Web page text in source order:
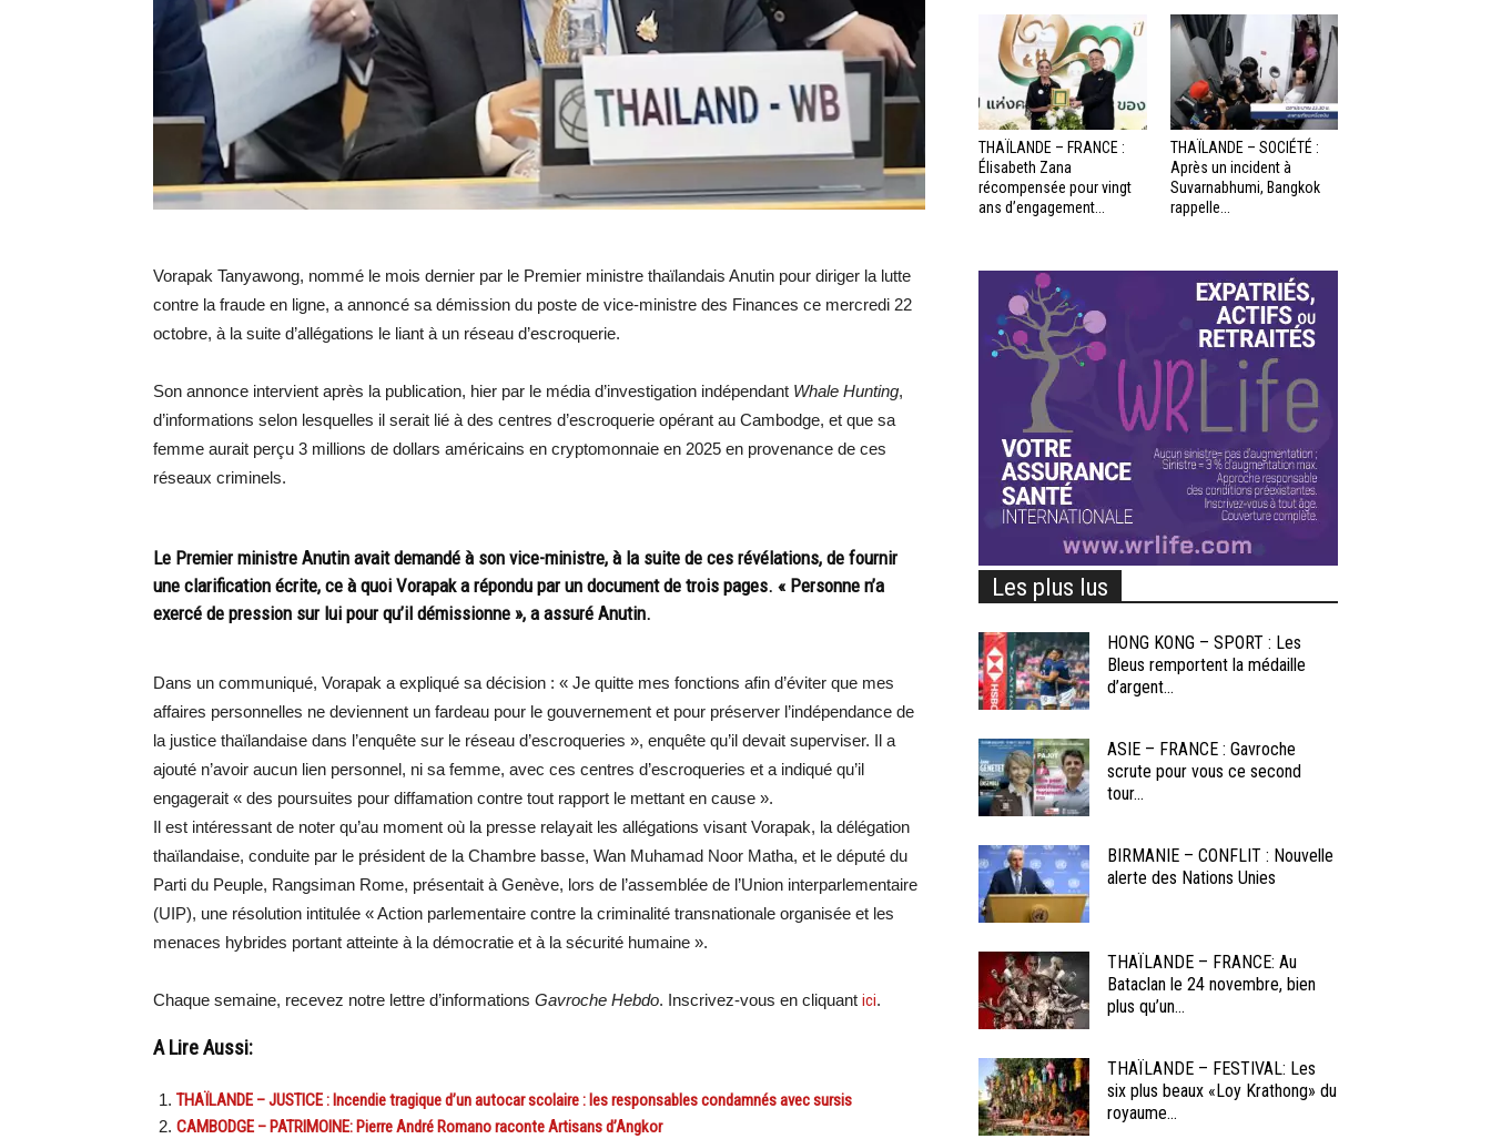
Vorapak Tanyawong, nommé le mois dernier par le Premier ministre thaïlandais Anutin pour diriger la lutte
contre la fraude en ligne, a annoncé sa démission du poste de vice-ministre des Finances ce mercredi 22
octobre, à la suite d’allégations le liant à un réseau d’escroquerie.
Son annonce intervient après la publication, hier par le média d’investigation indépendant Whale Hunting,
d’informations selon lesquelles il serait lié à des centres d’escroquerie opérant au Cambodge, et que sa
femme aurait perçu 3 millions de dollars américains en cryptomonnaie en 2025 en provenance de ces
réseaux criminels.
Le Premier ministre Anutin avait demandé à son vice-ministre, à la suite de ces révélations, de fournir
une clarification écrite, ce à quoi Vorapak a répondu par un document de trois pages. « Personne n’a
exercé de pression sur lui pour qu’il démissionne », a assuré Anutin.
Dans un communiqué, Vorapak a expliqué sa décision : « Je quitte mes fonctions afin d’éviter que mes
affaires personnelles ne deviennent un fardeau pour le gouvernement et pour préserver l’indépendance de
la justice thaïlandaise dans l’enquête sur le réseau d’escroqueries », enquête qu’il devait superviser. Il a
ajouté n’avoir aucun lien personnel, ni sa femme, avec ces centres d’escroqueries et a indiqué qu’il
engagerait « des poursuites pour diffamation contre tout rapport le mettant en cause ».
Il est intéressant de noter qu’au moment où la presse relayait les allégations visant Vorapak, la délégation
thaïlandaise, conduite par le président de la Chambre basse, Wan Muhamad Noor Matha, et le député du
Parti du Peuple, Rangsiman Rome, présentait à Genève, lors de l’assemblée de l’Union interparlementaire
(UIP), une résolution intitulée « Action parlementaire contre la criminalité transnationale organisée et les
menaces hybrides portant atteinte à la démocratie et à la sécurité humaine ».
Chaque semaine, recevez notre lettre d’informations Gavroche Hebdo. Inscrivez-vous en cliquant ici.
A Lire Aussi:
THAÏLANDE – JUSTICE : Incendie tragique d’un autocar scolaire : les responsables condamnés avec sursis
CAMBODGE – PATRIMOINE: Pierre André Romano raconte Artisans d’Angkor
THAÏLANDE – FRANCE :
Élisabeth Zana
récompensée pour vingt
ans d’engagement...
THAÏLANDE – SOCIÉTÉ :
Après un incident à
Suvarnabhumi, Bangkok
rappelle...
Les plus lus
HONG KONG – SPORT : Les
Bleus remportent la médaille
d’argent...
ASIE – FRANCE : Gavroche
scrute pour vous ce second
tour...
BIRMANIE – CONFLIT : Nouvelle
alerte des Nations Unies
THAÏLANDE – FRANCE: Au
Bataclan le 24 novembre, bien
plus qu’un...
THAÏLANDE – FESTIVAL: Les
six plus beaux «Loy Krathong» du
royaume...